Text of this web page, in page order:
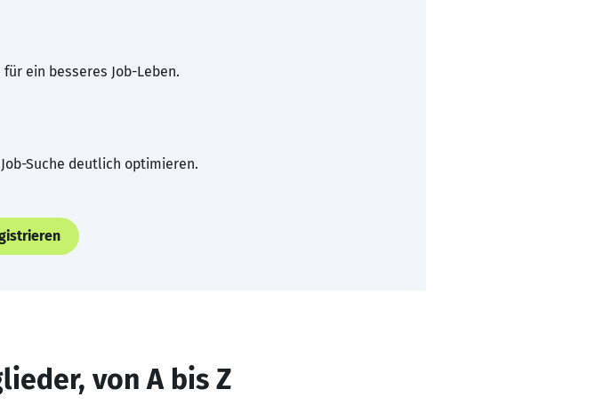
ein besseres Job-Leben.
Suche deutlich optimieren.
von A bis Z